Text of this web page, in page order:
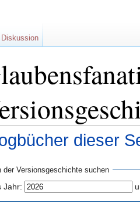
dieser
der Versionsgeschichte suchen
Jahr:
Diskussion